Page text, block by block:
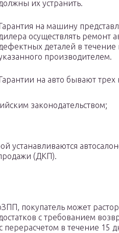
должны их устранить.
на машину
дилера осуществлять ремонт
дефектных деталей в течение
производителем.
на авто бывают трех
законодательством;
устанавливаются
(ДКП).
покупатель может
с требованием
в течение 15